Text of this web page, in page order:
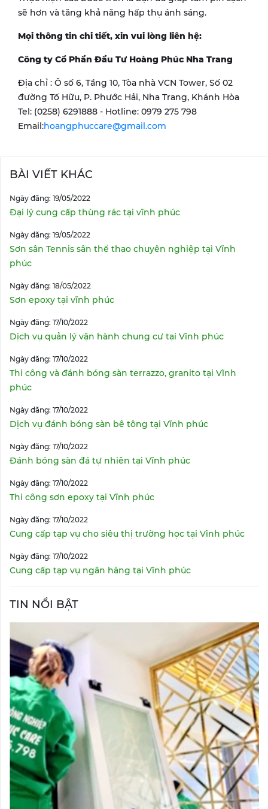
sẽ hơn và tăng khả năng hấp thụ ánh sáng.
Mọi thông tin chi tiết, xin vui lòng liên hệ:
Công ty Cổ Phần Đầu Tư Hoàng Phúc Nha Trang
Địa chỉ : Ô số 6, Tầng 10, Tòa nhà VCN Tower, Số 02
đường Tố Hữu, P. Phước Hải, Nha Trang, Khánh Hòa
Tel: (0258) 6291888 - Hotline: 0979 275 798
Email:hoangphuccare@gmail.com
BÀI VIẾT KHÁC
Ngày đăng: 19/05/2022
Đại lý cung cấp thùng rác tại vĩnh phúc
Ngày đăng: 19/05/2022
Sơn sân Tennis sân thể thao chuyên nghiệp tại Vĩnh
phúc
Ngày đăng: 18/05/2022
Sơn epoxy tại vĩnh phúc
Ngày đăng: 17/10/2022
Dịch vụ quản lý vận hành chung cư tại Vĩnh phúc
Ngày đăng: 17/10/2022
Thi công và đánh bóng sàn terrazzo, granito tại Vĩnh
phúc
Ngày đăng: 17/10/2022
Dịch vụ đánh bóng sàn bê tông tại Vĩnh phúc
Ngày đăng: 17/10/2022
Đánh bóng sàn đá tự nhiên tại Vĩnh phúc
Ngày đăng: 17/10/2022
Thi công sơn epoxy tại Vĩnh phúc
Ngày đăng: 17/10/2022
Cung cấp tạp vụ cho siêu thị trường học tại Vĩnh phúc
Ngày đăng: 17/10/2022
Cung cấp tạp vụ ngân hàng tại Vĩnh phúc
TIN NỔI BẬT